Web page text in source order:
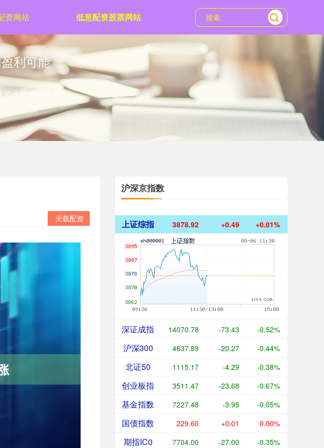
资网站 低息配资股票网站
利可能
资金的金融服务！
天载配资
沪深京指数
上证综指 3878.92 +0.49 +0.01%
深证成指 14070.78 -73.43 -0.52%
沪深300 4637.89 -20.27 -0.44%
北证50 1115.17 -4.29 -0.38%
创业板指 3511.47 -23.68 -0.67%
基金指数 7227.48 -3.95 -0.05%
国债指数 229.60 +0.01 0.00%
期指IC0 7704.00 -27.00 -0.35%